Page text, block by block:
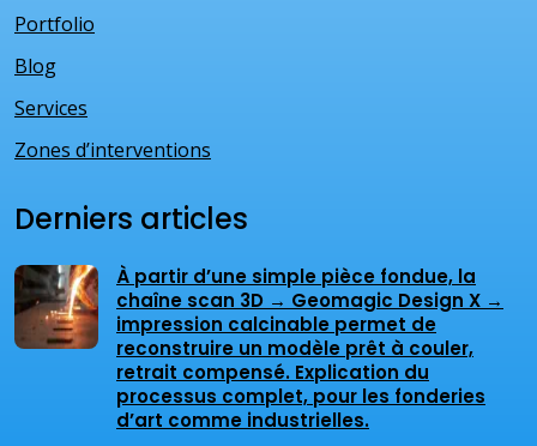
Portfolio
Blog
Services
Zones d’interventions
Derniers articles
À partir d’une simple pièce fondue, la
chaîne scan 3D → Geomagic Design X →
impression calcinable permet de
reconstruire un modèle prêt à couler,
retrait compensé. Explication du
processus complet, pour les fonderies
d’art comme industrielles.